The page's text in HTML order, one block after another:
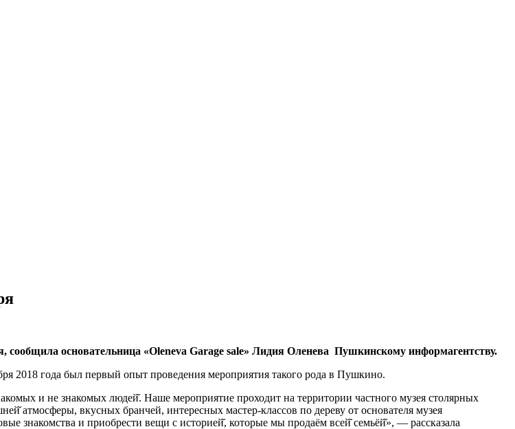
основательница «Oleneva Garage sale» Лидия Оленева Пушкинскому информагентству.
2018 года был первый опыт проведения мероприятия такого рода в Пушкино.
и не знакомых людей̆. Наше мероприятие проходит на территории частного музея столярных
атмосферы, вкусных бранчей, интересных мастер-классов по дереву от основателя музея
знакомства и приобрести вещи с историей̆, которые мы продаём всей̆ семьёй̆», — рассказала